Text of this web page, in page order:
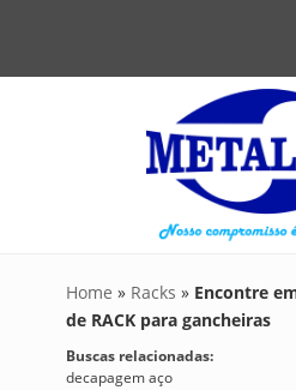
Home » Racks » Encontre
de RACK para gancheiras
Buscas relacionadas:
decapagem aço